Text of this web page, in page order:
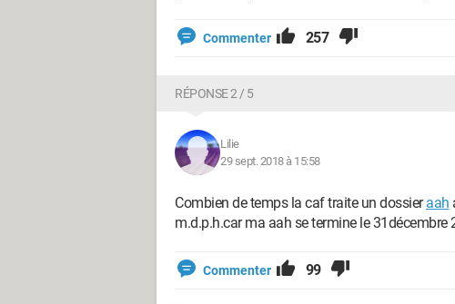
Commenter 257
RÉPONSE 2 / 5
Lilie
29 sept. 2018 à 15:58
Combien de temps la caf traite un dossieraah
m.d.p.h.car ma aah se termine le
Commenter 99